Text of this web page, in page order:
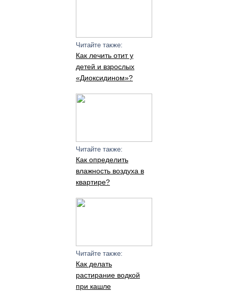
Читайте также:
Как лечить отит у
детей и взрослых
«Диоксидином»?
Читайте также:
Как определить
влажность воздуха в
квартире?
Читайте также:
Как делать
растирание водкой
при кашле